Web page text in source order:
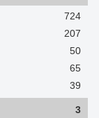
724
207
50
65
39
3